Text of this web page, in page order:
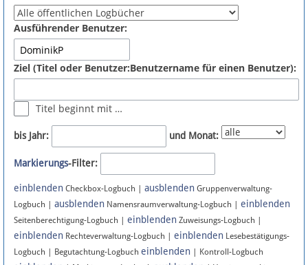
Fördermitglied werden
Fehler melden
Newsletter
Bluesky
Facebook
Instagram
Ausführender Benutzer:
Ziel (Titel oder Benutzer:Benutzername für einen Benutzer):
Titel beginnt mit …
bis Jahr: und Monat:
Markierungs-Filter:
einblenden Checkbox-Logbuch | ausblenden Gruppenverwaltung-
Logbuch | ausblenden Namensraumverwaltung-Logbuch | einblenden
Seitenberechtigung-Logbuch | einblenden Zuweisungs-Logbuch |
einblenden Rechteverwaltung-Logbuch | einblenden Lesebestätigungs-
Logbuch | Begutachtung-Logbuch einblenden | Kontroll-Logbuch